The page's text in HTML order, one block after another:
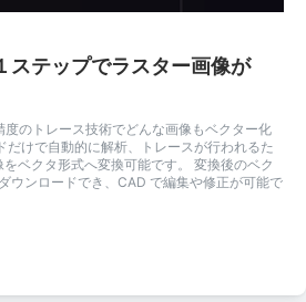
ステップでラスター画像が
のトレース技術でどんな画像もベクター化
だけで自動的に解析、トレースが行われるた
ベクタ形式へ変換可能です。 変換後のベク
ウンロードでき、CAD で編集や修正が可能で